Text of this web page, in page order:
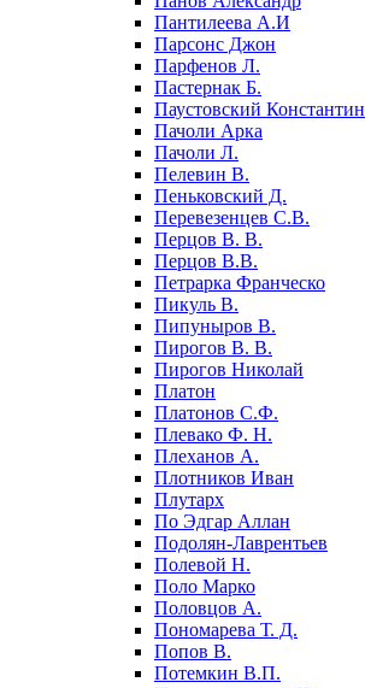
Пантилеева А.И
Парсонс Джон
Парфенов Л.
Пастернак Б.
Паустовский Константин
Пачоли Арка
Пачоли Л.
Пелевин В.
Пеньковский Д.
Перевезенцев С.В.
Перцов В. В.
Перцов В.В.
Петрарка Франческо
Пикуль В.
Пипуныров В.
Пирогов В. В.
Пирогов Николай
Платон
Платонов С.Ф.
Плевако Ф. Н.
Плеханов А.
Плотников Иван
Плутарх
По Эдгар Аллан
Подолян-Лаврентьев
Полевой Н.
Поло Марко
Половцов А.
Пономарева Т. Д.
Попов В.
Потемкин В.П.